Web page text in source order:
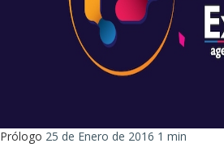
Prólogo 25 de Enero de 2016 1 min